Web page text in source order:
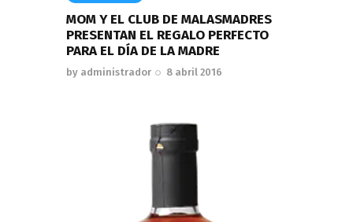
MOM Y EL CLUB DE MALASMADRES
PRESENTAN EL REGALO PERFECTO
PARA EL DÍA DE LA MADRE
by administrador 8 abril 2016